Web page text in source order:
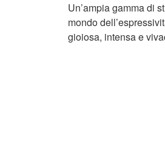
Un’ampia gamma di
mondo
gioiosa, intensa e